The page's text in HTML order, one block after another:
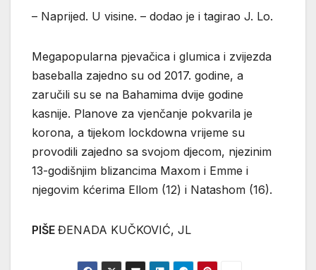
– Naprijed. U visine. – dodao je i tagirao J. Lo.
Megapopularna pjevačica i glumica i zvijezda
baseballa zajedno su od 2017. godine, a
zaručili su se na Bahamima dvije godine
kasnije. Planove za vjenčanje pokvarila je
korona, a tijekom lockdowna vrijeme su
provodili zajedno sa svojom djecom, njezinim
13-godišnjim blizancima Maxom i Emme i
njegovim kćerima Ellom (12) i Natashom (16).
PIŠE ĐENADA KUČKOVIĆ, JL